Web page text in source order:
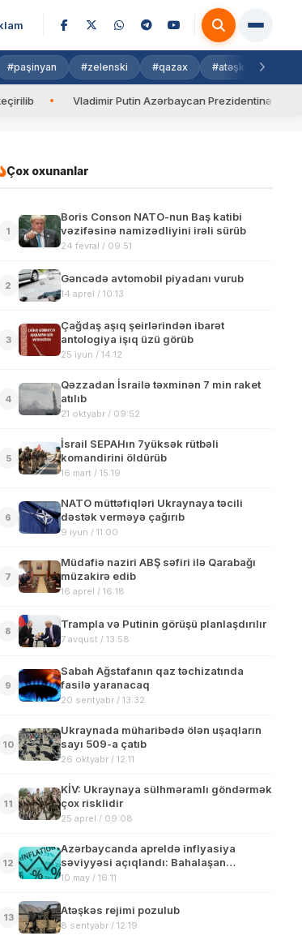
#paşinyan #zelenski #qazax #atəşkəs
Vladimir Putin Azərbaycan Prezidentinə zəng edib
Çox oxunanlar
1
Boris Conson NATO-nun Baş katibi
vəzifəsinə namizədliyini irəli sürüb
24 fevral / 09:51
2
Gəncədə avtomobil piyadanı vurub
14 aprel / 10:13
3
Çağdaş aşıq şeirlərindən ibarət
antologiya işıq üzü görüb
25 iyun / 14:12
4
Qəzzadan İsrailə təxminən 7 min raket
atılıb
21 oktyabr / 09:52
5
İsrail SEPAHın 7yüksək rütbəli
komandirini öldürüb
16 mart / 15:19
6
NATO müttəfiqləri Ukraynaya təcili
dəstək verməyə çağırıb
9 iyun / 11:00
7
Müdafiə naziri ABŞ səfiri ilə Qarabağı
müzakirə edib
16 aprel / 16:18
8
Trampla və Putinin görüşü planlaşdırılır
7 avqust / 13:58
9
Sabah Ağstafanın qaz təchizatında
fasilə yaranacaq
20 sentyabr / 13:32
10
Ukraynada müharibədə ölən uşaqların
sayı 509-a çatıb
26 oktyabr / 12:11
11
KİV: Ukraynaya sülhməramlı göndərmək
çox risklidir
25 aprel / 09:08
12
Azərbaycanda apreldə inflyasiya
səviyyəsi açıqlandı: Bahalaşan
məhsullar – SİYAHI
10 may / 16:11
13
Atəşkəs rejimi pozulub
8 sentyabr / 12:19